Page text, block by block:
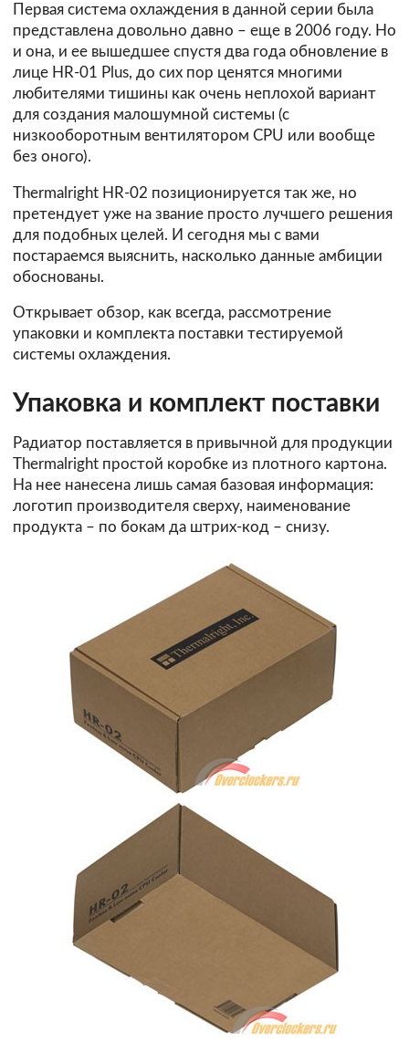
Первая система охлаждения в данной серии была
представлена довольно давно – еще в 2006 году. Но
и она, и ее вышедшее спустя два года обновление в
лице HR-01 Plus, до сих пор ценятся многими
любителями тишины как очень неплохой вариант
для создания малошумной системы (с
низкооборотным вентилятором CPU или вообще
без оного).
Thermalright HR-02 позиционируется так же, но
претендует уже на звание просто лучшего решения
для подобных целей. И сегодня мы с вами
постараемся выяснить, насколько данные амбиции
обоснованы.
Открывает обзор, как всегда, рассмотрение
упаковки и комплекта поставки тестируемой
системы охлаждения.
Упаковка и комплект поставки
Радиатор поставляется в привычной для продукции
Thermalright простой коробке из плотного картона.
На нее нанесена лишь самая базовая информация:
логотип производителя сверху, наименование
продукта – по бокам да штрих-код – снизу.